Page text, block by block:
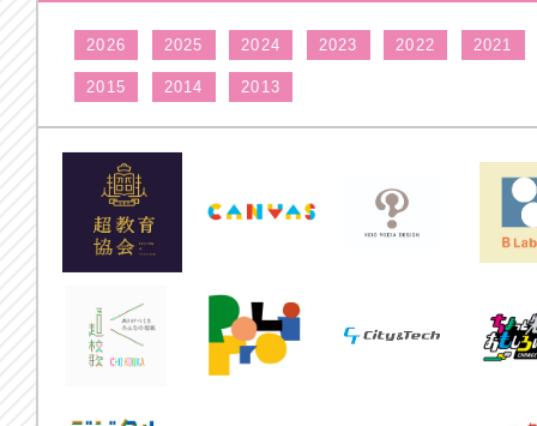
2026 2025 2024 2023 2022 2021
2015 2014 2013